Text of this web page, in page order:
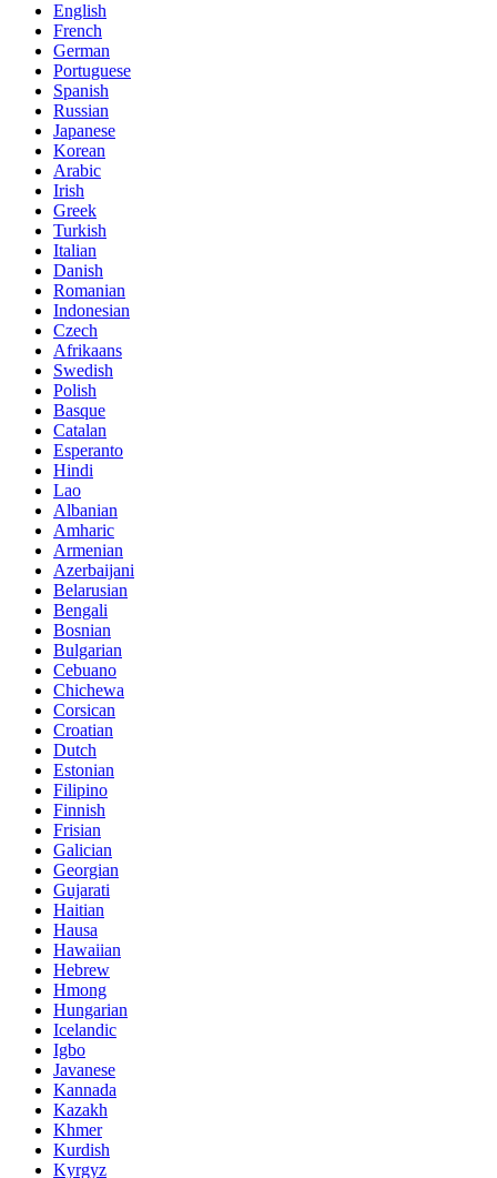
English
French
German
Portuguese
Spanish
Russian
Japanese
Korean
Arabic
Irish
Greek
Turkish
Italian
Danish
Romanian
Indonesian
Czech
Afrikaans
Swedish
Polish
Basque
Catalan
Esperanto
Hindi
Lao
Albanian
Amharic
Armenian
Azerbaijani
Belarusian
Bengali
Bosnian
Bulgarian
Cebuano
Chichewa
Corsican
Croatian
Dutch
Estonian
Filipino
Finnish
Frisian
Galician
Georgian
Gujarati
Haitian
Hausa
Hawaiian
Hebrew
Hmong
Hungarian
Icelandic
Igbo
Javanese
Kannada
Kazakh
Khmer
Kurdish
Kyrgyz